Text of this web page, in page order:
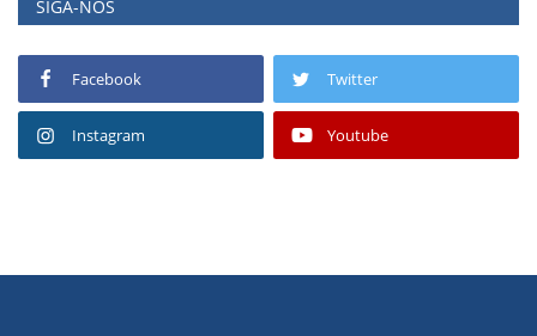
SIGA-NOS
Facebook Twitter
Instagram Youtube